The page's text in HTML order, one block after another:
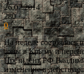
26.07.2014
280
0
На неделе состоялось
зоны в Крыму и
Президент РФ
изменение в